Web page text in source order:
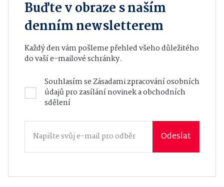
Buďte v obraze s naším
denním newsletterem
Každý den vám pošleme přehled všeho důležitého
do vaší e-mailové schránky.
Souhlasím seZásadami zpracování osobních
údajůpro zasílání novinek a obchodních
sdělení
Odeslat